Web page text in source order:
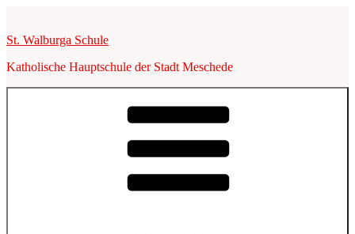
springen
St. Walburga Schule
Katholische Hauptschule der Stadt Meschede